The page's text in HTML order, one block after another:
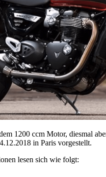
1200 ccm Motor, diesmal
in Paris vorgestellt.
lesen sich wie folgt: